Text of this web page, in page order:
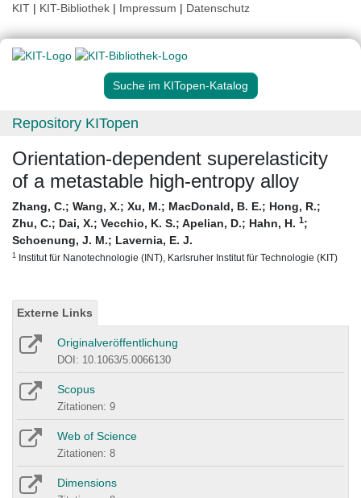
KIT | KIT-Bibliothek | Impressum | Datenschutz
Suche im KITopen-Katalog
Repository KITopen
Orientation-dependent superelasticity
of a metastable high-entropy alloy
Zhang, C.; Wang, X.; Xu, M.; MacDonald, B. E.; Hong, R.;
Zhu, C.; Dai, X.; Vecchio, K. S.; Apelian, D.; Hahn, H. 1;
Schoenung, J. M.; Lavernia, E. J.
1 Institut für Nanotechnologie (INT), Karlsruher Institut für Technologie (KIT)
Externe Links
Originalveröffentlichung
DOI: 10.1063/5.0066130
Scopus
Zitationen: 9
Web of Science
Zitationen: 8
Dimensions